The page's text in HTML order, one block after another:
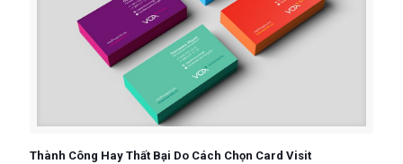
Thành Công Hay Thất Bại Do Cách Chọn Card Visit